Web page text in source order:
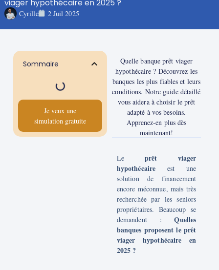
viager hypothécaire en 2025 ?
Cyrille 2 Juil 2025
Sommaire
Je veux une
simulation gratuite
Quelle banque prêt viager
hypothécaire ? Découvrez les
banques les plus fiables et leurs
conditions. Notre guide détaillé
vous aidera à choisir le prêt
adapté à vos besoins.
Apprenez-en plus dès
maintenant!
Leprêt viager
hypothécaire est une
solution de financement
encore méconnue, mais très
recherchée par les seniors
propriétaires. Beaucoup se
demandent :Quelles
banques proposent le prêt
viager hypothécaire en
2025 ?